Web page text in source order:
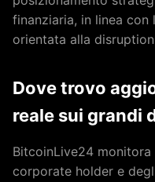
finanziaria, in linea con
orientata alla
Dove trovo
reale sui grandi
BitcoinLive24
corporate holder e